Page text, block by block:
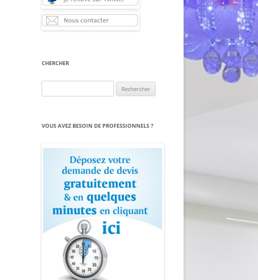
CHERCHER
VOUS AVEZ BESOIN DE PROFESSIONNELS ?